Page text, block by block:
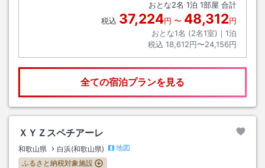
おとな2名 1泊 1部屋 合計
税込 37,224円 〜 48,312円
おとな1名 (2名1室)｜ 1泊
税込 18,612円〜24,156円
全ての宿泊プランを見る
ＸＹＺスペチアーレ
和歌山県 白浜(和歌山県)
地図
ふるさと納税対象施設